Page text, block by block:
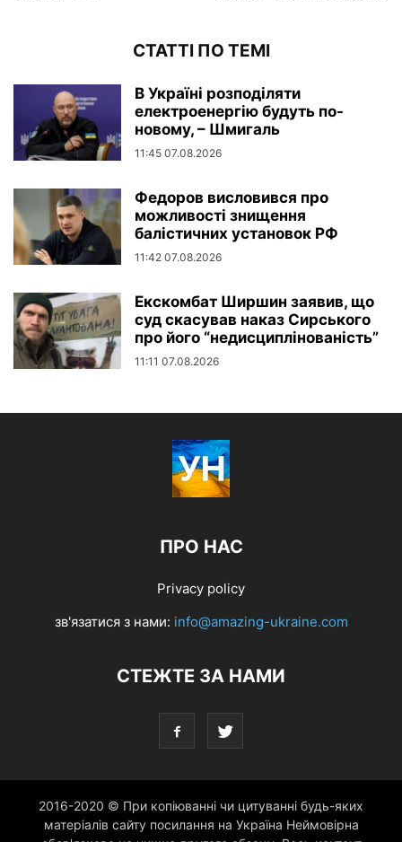
СТАТТІ ПО ТЕМІ
В Україні розподіляти
електроенергію будуть по-
новому, – Шмигаль
11:45 07.08.2026
Федоров висловився про
можливості знищення
балістичних установок РФ
11:42 07.08.2026
Екскомбат Ширшин заявив, що
суд скасував наказ Сирського
про його “недисциплінованість”
11:11 07.08.2026
ПРО НАС
Privacy policy
зв'язатися з нами: info@amazing-ukraine.com
СТЕЖТЕ ЗА НАМИ
2016-2020 © При копіюванні чи цитуванні будь-яких
матеріалів сайту посилання на Україна Неймовірна